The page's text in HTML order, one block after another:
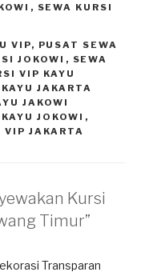
, SEWA KURSI
VIP, PUSAT SEWA
JOKOWI , SEWA
VIP KAYU
JAKARTA
JAKOWI
JOKOWI ,
VIP JAKARTA
Kursi
Timur”
Transparan